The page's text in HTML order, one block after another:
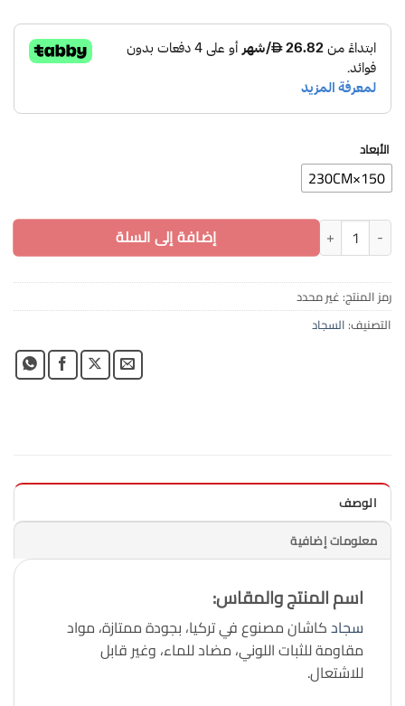
الأبعاد
150×230CM
كمية سجاد تركي كاشان جودة عالية متين بتصميم أنيق
إضافة إلى السلة
رمز المنتج: غير محدد
التصنيف: السجاد
الوصف
معلومات إضافية
اسم المنتج والمقاس:
سجادكاشان مصنوع في تركيا، بجودة ممتازة، مواد
مقاومة للثبات اللوني، مضاد للماء، وغير قابل
للاشتعال.